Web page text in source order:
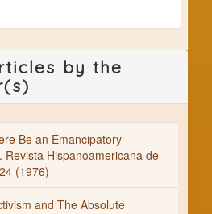
by the
Be an Emancipatory
Revista Hispanoamericana de
(1976)
and The Absolute